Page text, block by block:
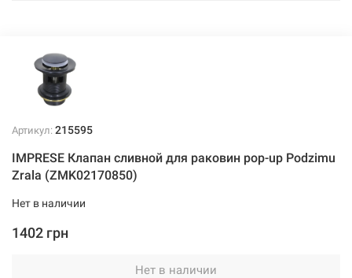
Артикул: 215595
IMPRESE Клапан сливной для раковин pop-up Podzimu
Zrala (ZMK02170850)
Нет в наличии
1402 грн
Нет в наличии